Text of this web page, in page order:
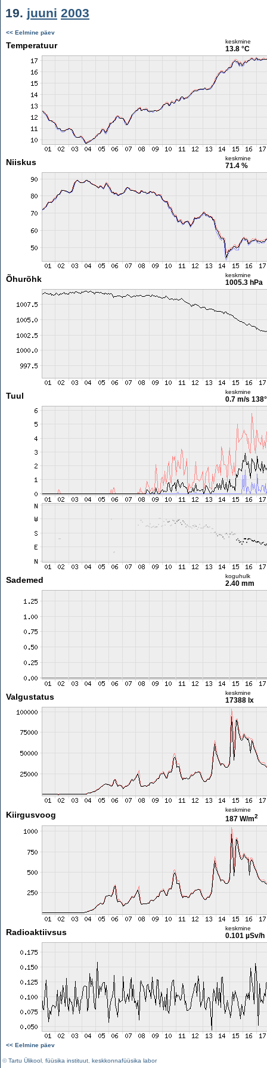
19. juuni 2003
<< Eelmine päev
Temperatuur keskmine
13.8 °C
Niiskus keskmine
71.4 %
Õhurõhk keskmine
1005.3 hPa
Tuul keskmine
0.7 m/s 138°
Sademed koguhulk
2.40 mm
Valgustatus keskmine
17388 lx
Kiirgusvoog
keskmine
187 W/m2
Radioaktiivsus keskmine
0.101 µSv/h
<< Eelmine päev
©Tartu Ülikool füüsika instituut keskkonnafüüsika labor